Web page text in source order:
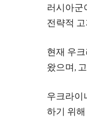
러시아
전략적
현재 우
왔으며,
우크라이
하기 위